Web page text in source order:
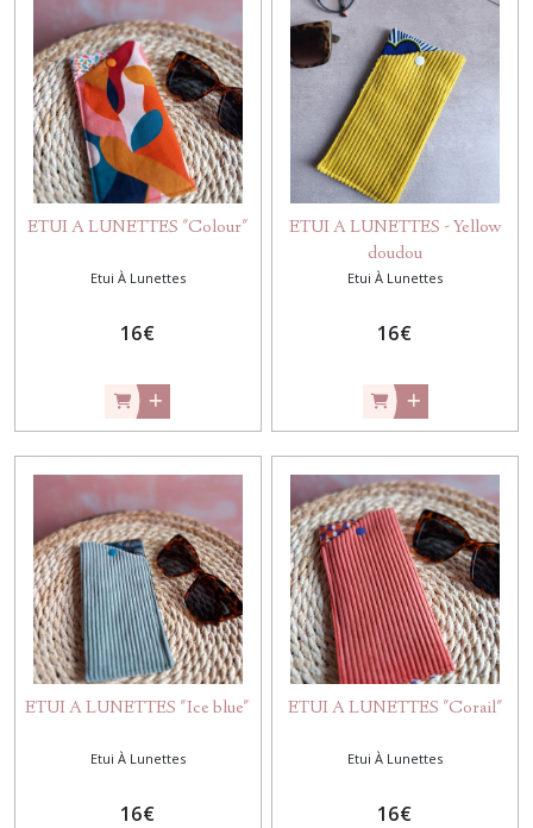
ETUI A LUNETTES "Colour"
Etui À Lunettes
16€
ETUI A LUNETTES - Yellow
doudou
Etui À Lunettes
16€
ETUI A LUNETTES "Ice blue"
Etui À Lunettes
16€
ETUI A LUNETTES "Corail"
Etui À Lunettes
16€